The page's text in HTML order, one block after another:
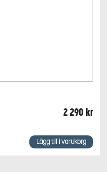
2 290 kr
Lägg till i varukorg